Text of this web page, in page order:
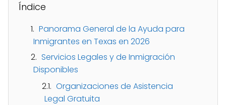
Índice
Panorama General de la Ayuda para
Inmigrantes en Texas en 2026
Servicios Legales y de Inmigración
Disponibles
Organizaciones de Asistencia
Legal Gratuita